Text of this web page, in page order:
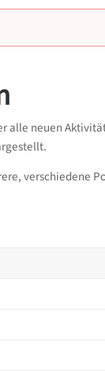
alle neuen
verschiedene